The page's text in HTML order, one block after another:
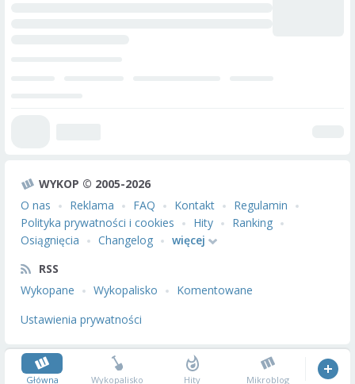
WYKOP © 2005-2026
O nas
Reklama FAQ Kontakt
Regulamin
Polityka prywatności i cookies
Hity
Ranking
Osiągnięcia
Changelog
więcej
RSS
Wykopane
Wykopalisko
Komentowane
Ustawienia prywatności
Główna Wykopalisko Hity Mikroblog